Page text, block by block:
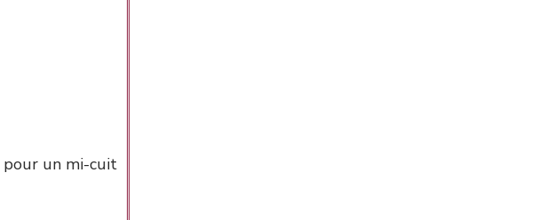
pour un mi-cuit